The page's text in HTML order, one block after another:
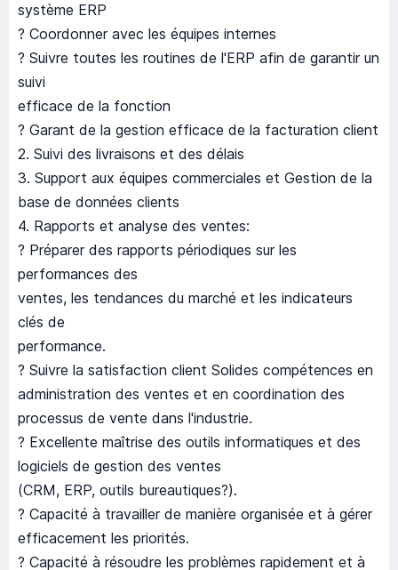
système ERP
? Coordonner avec les équipes internes
? Suivre toutes les routines de l'ERP afin de garantir un
suivi
efficace de la fonction
? Garant de la gestion efficace de la facturation client
2. Suivi des livraisons et des délais
3. Support aux équipes commerciales et Gestion de la
base de données clients
4. Rapports et analyse des ventes:
? Préparer des rapports périodiques sur les
performances des
ventes, les tendances du marché et les indicateurs
clés de
performance.
? Suivre la satisfaction client Solides compétences en
administration des ventes et en coordination des
processus de vente dans l'industrie.
? Excellente maîtrise des outils informatiques et des
logiciels de gestion des ventes
(CRM, ERP, outils bureautiques?).
? Capacité à travailler de manière organisée et à gérer
efficacement les priorités.
? Capacité à résoudre les problèmes rapidement et à